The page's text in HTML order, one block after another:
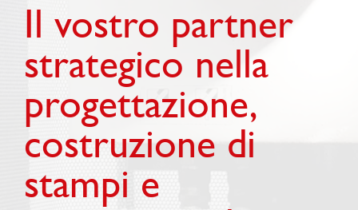
Il vostro partner
strategico nella
progettazione,
costruzione di
stampi e